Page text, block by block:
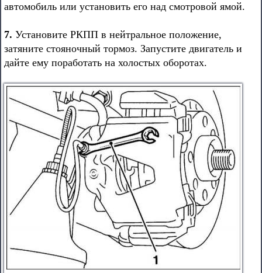
автомобиль или установить его над смотровой ямой.
7. Установите РКПП в нейтральное положение,
затяните стояночный тормоз. Запустите двигатель и
дайте ему поработать на холостых оборотах.